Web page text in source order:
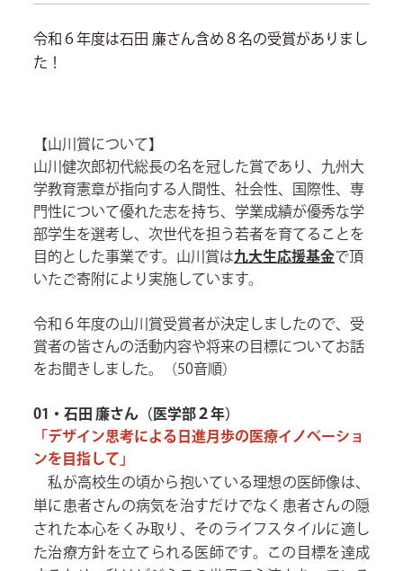
令和６年度は石田 廉さん含め８名の受賞がありまし
た！
【山川賞について】
山川健次郎初代総長の名を冠した賞であり、九州大
学教育憲章が指向する人間性、社会性、国際性、専
門性について優れた志を持ち、学業成績が優秀な学
部学生を選考し、次世代を担う若者を育てることを
目的とした事業です。山川賞は九大生応援基金で頂
いたご寄附により実施しています。
令和６年度の山川賞受賞者が決定しましたので、受
賞者の皆さんの活動内容や将来の目標についてお話
をお聞きしました。（50音順）
01・石田 廉さん（医学部２年）
「デザイン思考による日進月歩の医療イノベーショ
ンを目指して」
私が高校生の頃から抱いている理想の医師像は、
単に患者さんの病気を治すだけでなく患者さんの隠
された本心をくみ取り、そのライフスタイルに適し
た治療方針を立てられる医師です。この目標を達成